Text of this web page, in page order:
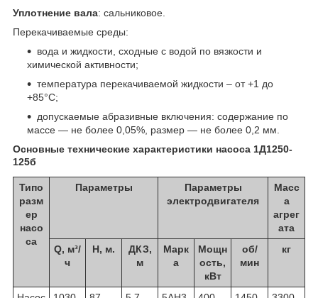
Уплотнение вала: сальниковое.
Перекачиваемые среды:
вода и жидкости, сходные с водой по вязкости и
химической активности;
температура перекачиваемой жидкости – от +1 до
+85°С;
допускаемые абразивные включения: содержание по
массе — не более 0,05%, размер — не более 0,2 мм.
Основные технические характеристики насоса 1Д1250-
125б
Типо
разм
ер
насо
са
Параметры
Параметры
электродвигателя
Масс
а
агрег
ата
Q, м³/
ч
H, м.
ДКЗ,
м
Марк
а
Мощн
ость,
кВт
об/
мин
кг